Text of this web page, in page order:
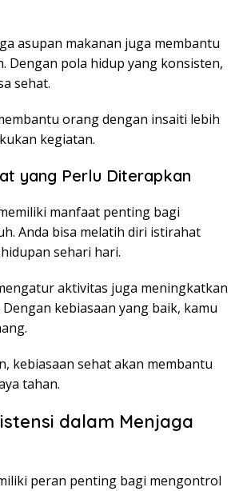
asupan makanan juga membantu
Dengan pola hidup yang konsisten,
sehat.
orang dengan insaiti lebih
kegiatan.
yang Perlu Diterapkan
manfaat penting bagi
Anda bisa melatih diri istirahat
sehari hari.
aktivitas juga meningkatkan
kebiasaan yang baik, kamu
kebiasaan sehat akan membantu
tahan.
dalam Menjaga
peran penting bagi mengontrol